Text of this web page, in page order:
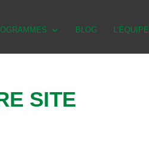
BLOG L’ÉQUIPE
SITE